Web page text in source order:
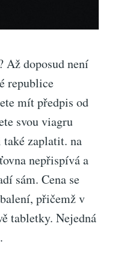
Až doposud není
republice
mít předpis od
svou viagru
zaplatit. na
nepřispívá a
sám. Cena se
přičemž v
tabletky. Nejedná